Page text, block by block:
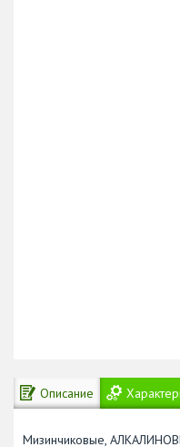
Описание
Мизинчиковые,